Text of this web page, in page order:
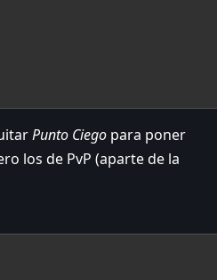
Punto Ciego para poner
los de PvP (aparte de la